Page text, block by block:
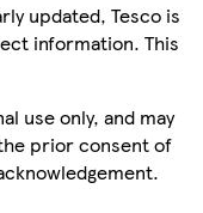
updated, Tesco is
information. This
use only, and may
prior consent of